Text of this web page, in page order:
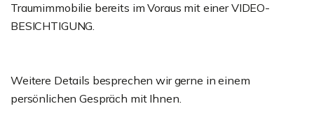
Traumimmobilie bereits im Voraus mit einer VIDEO-
BESICHTIGUNG.
Weitere Details besprechen wir gerne in einem
persönlichen Gespräch mit Ihnen.